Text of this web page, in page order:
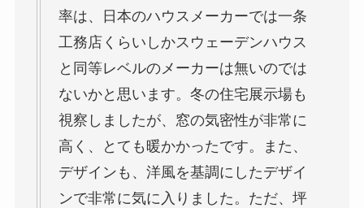
率は、日本のハウスメーカーでは一条
工務店くらいしかスウェーデンハウス
と同等レベルのメーカーは無いのでは
ないかと思います。冬の住宅展示場も
視察しましたが、窓の気密性が非常に
高く、とても暖かかったです。また、
デザインも、洋風を基調にしたデザイ
ンで非常に気に入りました。ただ、坪